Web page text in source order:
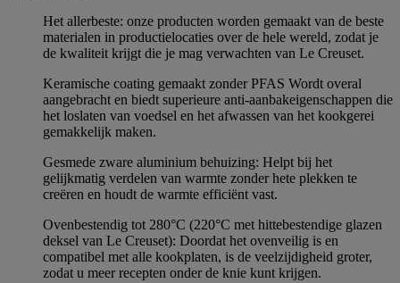
Het allerbeste: onze producten worden gemaakt van de beste
materialen in productielocaties over de hele wereld, zodat je
de kwaliteit krijgt die je mag verwachten van Le Creuset.
Keramische coating gemaakt zonder PFAS Wordt overal
aangebracht en biedt superieure anti-aanbakeigenschappen die
het loslaten van voedsel en het afwassen van het kookgerei
gemakkelijk maken.
Gesmede zware aluminium behuizing: Helpt bij het
gelijkmatig verdelen van warmte zonder hete plekken te
creëren en houdt de warmte efficiënt vast.
Ovenbestendig tot 280°C (220°C met hittebestendige glazen
deksel van Le Creuset): Doordat het ovenveilig is en
compatibel met alle kookplaten, is de veelzijdigheid groter,
zodat u meer recepten onder de knie kunt krijgen.